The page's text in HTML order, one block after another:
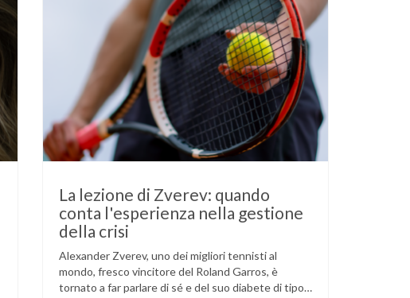
La lezione di Zverev: quando
conta l'esperienza nella gestione
della crisi
Alexander Zverev, uno dei migliori tennisti al
mondo, fresco vincitore del Roland Garros, è
tornato a far parlare di sé e del suo diabete di tipo